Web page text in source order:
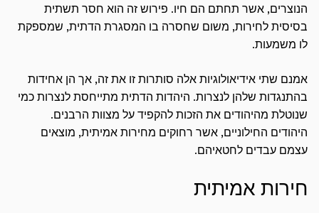
הנוצרים, אשר תחתם הם חיו. פירוש זה הוא חסר תשתית
בסיסית לחירות, משום שחסרה בו המסגרת הדתית, שמספקת
לו משמעות.
אמנם שתי אידיאולוגיות אלה סותרות זו את זה, אך הן אחידות
בהתנגדות שלהן לנצרות. היהדות הדתית מתייחסת לנצרות כמי
שנוטלת מהיהודים את הזכות להקפיד על מצוות הרבנים.
היהודים החילוניים, אשר רחוקים מחירות אמיתית, מוצאים
עצמם עבדים לחטאיהם.
חירות אמיתית